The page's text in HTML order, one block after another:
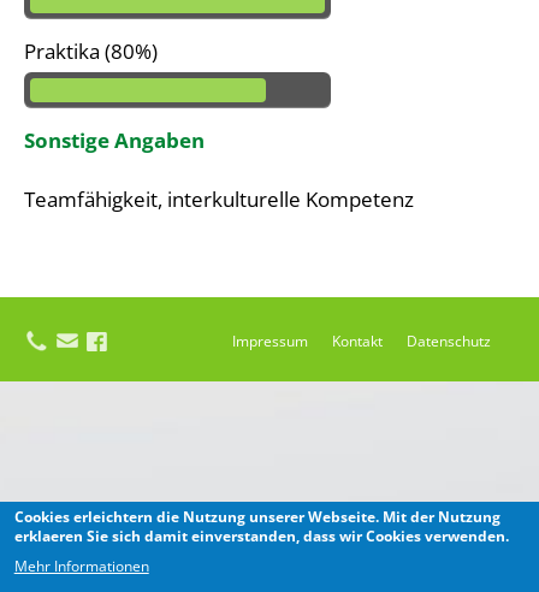
Praktika (80%)
Sonstige Angaben
Teamfähigkeit, interkulturelle Kompetenz
Impressum Kontakt Datenschutz
Cookies erleichtern die Nutzung unserer Webseite. Mit der Nutzung
erklaeren Sie sich damit einverstanden, dass wir Cookies verwenden.
Mehr Informationen